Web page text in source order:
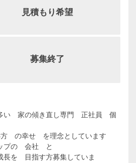
見積もり希望
募集終了
い 家の傾き直し専門 正社員 個
の幸せ を理念としています
プの 会社 と
長を 目指す方募集していま